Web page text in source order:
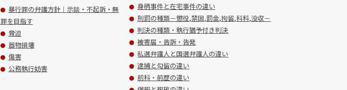
暴行罪の弁護方針｜示談・不起訴・無
罪を目指す
脅迫
器物損壊
傷害
公務執行妨害
身柄事件と在宅事件の違い
刑罰の種類－懲役,禁固,罰金,拘留,科料,没収－
判決の種類・執行猶予付き判決
被害届・告訴・告発
私選弁護人と国選弁護人の違い
逮捕と勾留の違い
前科・前歴の違い